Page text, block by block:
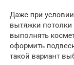
Даже при
вытяжки потолки
выполнять
оформить
такой вариант